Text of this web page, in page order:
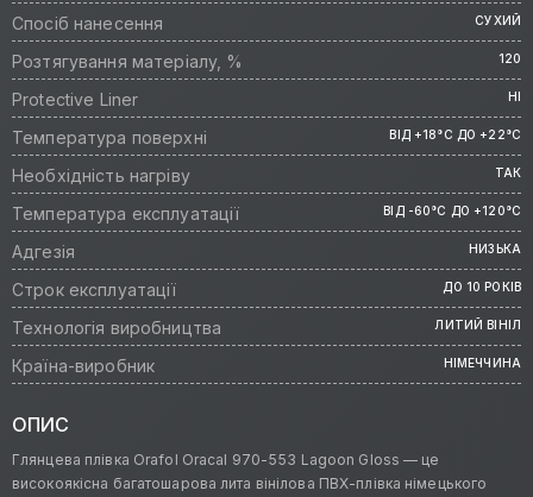
Спосіб нанесення СУХИЙ
Розтягування матеріалу, % 120
Protective Liner НІ
Температура поверхні ВІД +18°C ДО +22°C
Необхідність нагріву ТАК
Температура експлуатації ВІД -60°C ДО +120°C
Адгезія НИЗЬКА
Строк експлуатації ДО 10 РОКІВ
Технологія виробництва ЛИТИЙ ВІНІЛ
Країна-виробник НІМЕЧЧИНА
ОПИС
Глянцева плівка Orafol Oracal 970-553 Lagoon Gloss — це
високоякісна багатошарова лита вінілова ПВХ-плівка німецького